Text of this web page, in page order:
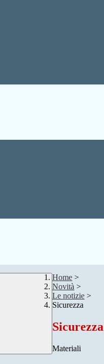
Home >
Novità >
Le notizie >
Sicurezza
Sicurezza
Materiali